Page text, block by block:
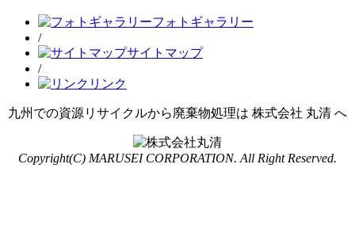
フォトギャラリー
/
サイトマップ
/
リンク
九州での資源リサイクルから廃棄物処理は 株式会社 丸清 へ
Copyright(C) MARUSEI CORPORATION. All Right Reserved.